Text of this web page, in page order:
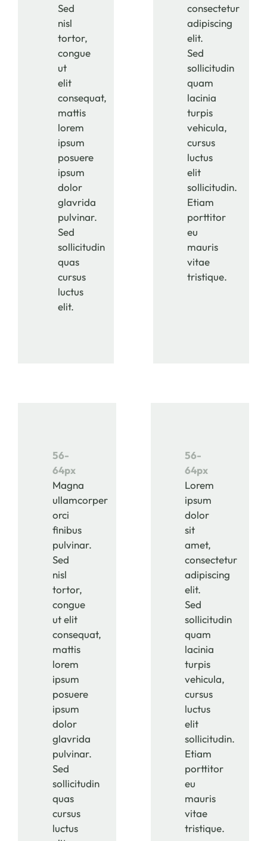
Sed
nisl
tortor,
congue
ut
elit
consequat,
mattis
lorem
ipsum
posuere
ipsum
dolor
glavrida
pulvinar.
Sed
sollicitudin
quas
cursus
luctus
elit.
consectetur
adipiscing
elit.
Sed
sollicitudin
quam
lacinia
turpis
vehicula,
cursus
luctus
elit
sollicitudin.
Etiam
porttitor
eu
mauris
vitae
tristique.
56-
64px
Magna
ullamcorper
orci
finibus
pulvinar.
Sed
nisl
tortor,
congue
ut elit
consequat,
mattis
lorem
ipsum
posuere
ipsum
dolor
glavrida
pulvinar.
Sed
sollicitudin
quas
cursus
luctus
56-
64px
Lorem
ipsum
dolor
sit
amet,
consectetur
adipiscing
elit.
Sed
sollicitudin
quam
lacinia
turpis
vehicula,
cursus
luctus
elit
sollicitudin.
Etiam
porttitor
eu
mauris
vitae
tristique.